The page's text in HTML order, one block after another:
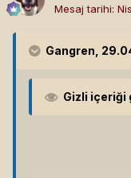
Mesaj tarihi:
Gangren ,
Gizli içeriği